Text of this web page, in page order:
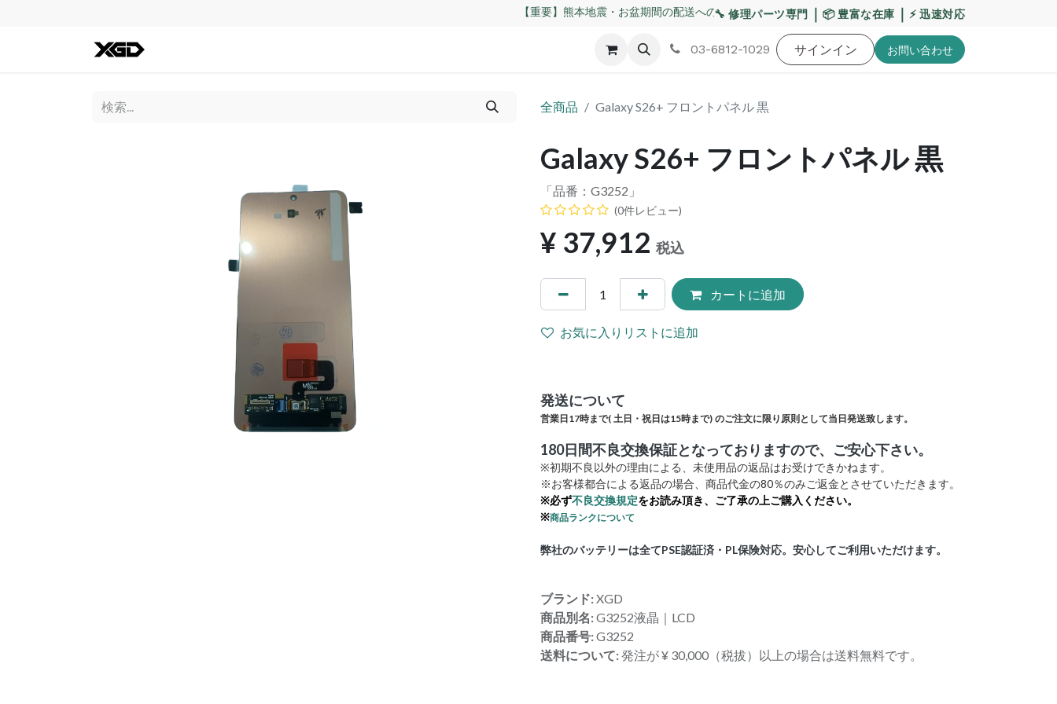
【重要】熊本地震・お盆期間の配送への影響について 【重要】平日の当日発送締切時間を
🔧 修理パーツ専門 ｜ 📦 豊富な在庫 ｜ ⚡ 迅速対応
不良交換規定 ゲーム機 バッテリー 工具・備品 特価品 ポイントに関して
03-6812-1029 サインイン お問い​合わせ
全商品 Galaxy S26+ フロントパネル 黒
Galaxy S26+ フロントパネル 黒
「品番： G3252 」
(0件レビュー)
¥ 37,912 税込
カートに追加
お気に入りリストに追加
発送について
営業日17時まで( 土日・祝日は15時まで) のご注文に限り原則として当日発送致します。
180日間不良交換保証となっておりますので、ご安心下さい。
※初期不良以外の理由による、未使用品の返品はお受けできかねます。
※お客様都合による返品の場合、商品代金の80％のみご返金とさせていただきます。
※必ず不良交換規定をお読み頂き、ご了承の上ご購入ください。
※商品ランクについて
弊社のバッテリーは全てPSE認証済・PL保険対応。安心してご利用いただけます。
ブランド:XGD
商品別名:G3252液晶｜LCD
商品番号:G3252
送料について:発注が ¥ 30,000（税拔）以上の場合は送料無料です。